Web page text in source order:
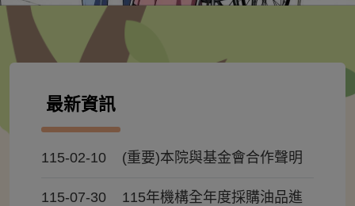
最新資訊
115-02-10 (重要)本院與基金會合作聲明
115-07-30
115年機構全年度採購油品進